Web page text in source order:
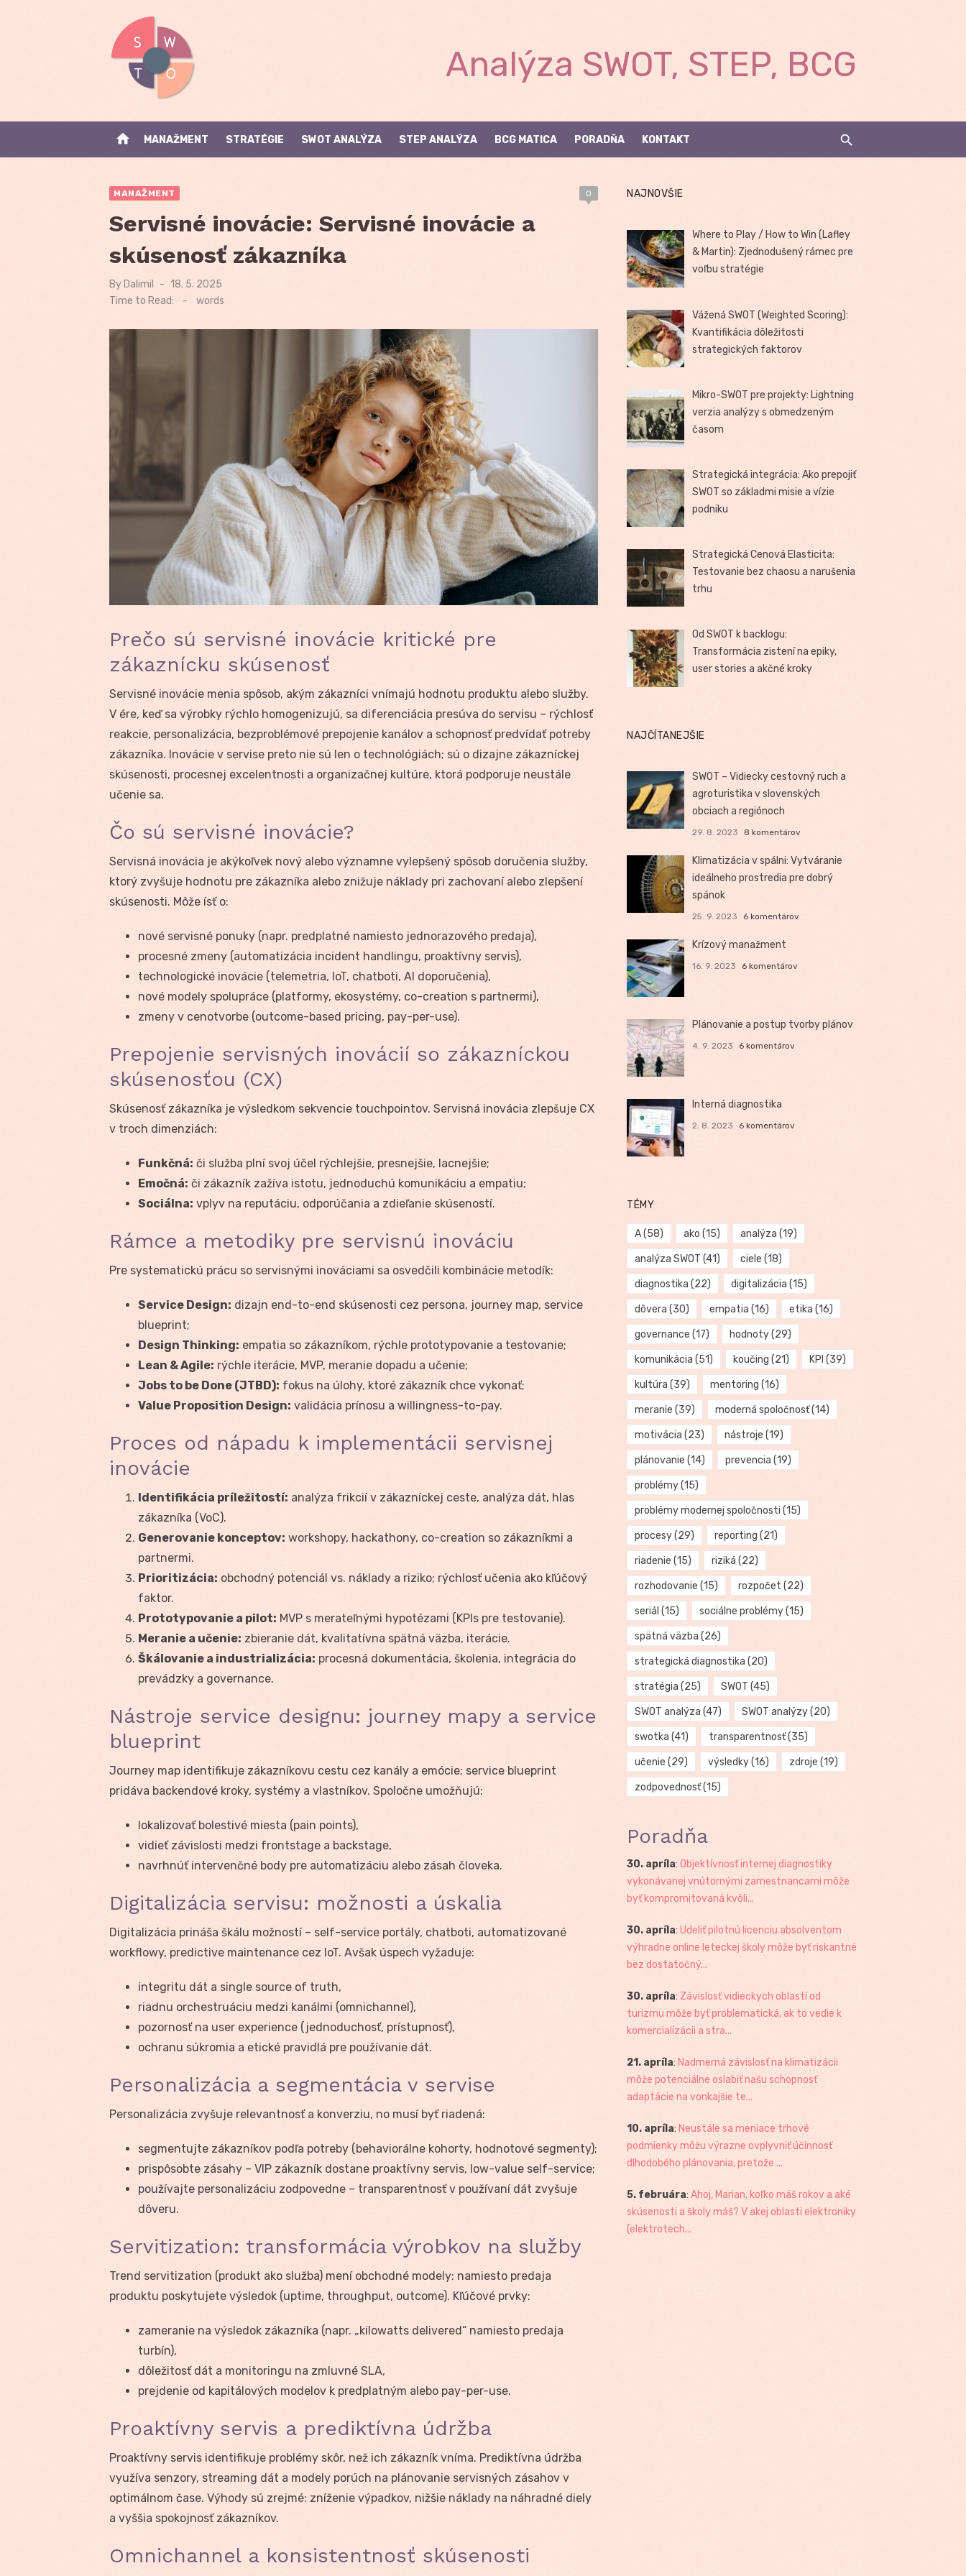
Analýza SWOT, STEP, BCG
home MANAŽMENT STRATÉGIE SWOT ANALÝZA STEP ANALÝZA BCG MATICA PORADŇA KONTAKT
MANAŽMENT 0
Servisné inovácie: Servisné inovácie a
skúsenosť zákazníka
ByDalimil
Posted
on
18. 5. 2025
Time to Read:
- words
Prečo sú servisné inovácie kritické pre
zákaznícku skúsenosť
Servisné inovácie menia spôsob, akým zákazníci vnímajú hodnotu produktu alebo služby.
V ére, keď sa výrobky rýchlo homogenizujú, sa diferenciácia presúva do servisu – rýchlosť
reakcie, personalizácia, bezproblémové prepojenie kanálov a schopnosť predvídať potreby
zákazníka. Inovácie v servise preto nie sú len o technológiách; sú o dizajne zákazníckej
skúsenosti, procesnej excelentnosti a organizačnej kultúre, ktorá podporuje neustále
učenie sa.
Čo sú servisné inovácie?
Servisná inovácia je akýkoľvek nový alebo významne vylepšený spôsob doručenia služby,
ktorý zvyšuje hodnotu pre zákazníka alebo znižuje náklady pri zachovaní alebo zlepšení
skúsenosti. Môže ísť o:
nové servisné ponuky (napr. predplatné namiesto jednorazového predaja),
procesné zmeny (automatizácia incident handlingu, proaktívny servis),
technologické inovácie (telemetria, IoT, chatboti, AI doporučenia),
nové modely spolupráce (platformy, ekosystémy, co-creation s partnermi),
zmeny v cenotvorbe (outcome-based pricing, pay-per-use).
Prepojenie servisných inovácií so zákazníckou
skúsenosťou (CX)
Skúsenosť zákazníka je výsledkom sekvencie touchpointov. Servisná inovácia zlepšuje CX
v troch dimenziách:
Funkčná: či služba plní svoj účel rýchlejšie, presnejšie, lacnejšie;
Emočná: či zákazník zažíva istotu, jednoduchú komunikáciu a empatiu;
Sociálna: vplyv na reputáciu, odporúčania a zdieľanie skúseností.
Rámce a metodiky pre servisnú inováciu
Pre systematickú prácu so servisnými inováciami sa osvedčili kombinácie metodík:
Service Design: dizajn end-to-end skúsenosti cez persona, journey map, service
blueprint;
Design Thinking: empatia so zákazníkom, rýchle prototypovanie a testovanie;
Lean & Agile: rýchle iterácie, MVP, meranie dopadu a učenie;
Jobs to be Done (JTBD): fokus na úlohy, ktoré zákazník chce vykonať;
Value Proposition Design: validácia prínosu a willingness-to-pay.
Proces od nápadu k implementácii servisnej
inovácie
Identifikácia príležitostí: analýza frikcií v zákazníckej ceste, analýza dát, hlas
zákazníka (VoC).
Generovanie konceptov: workshopy, hackathony, co-creation so zákazníkmi a
partnermi.
Prioritizácia: obchodný potenciál vs. náklady a riziko; rýchlosť učenia ako kľúčový
faktor.
Prototypovanie a pilot: MVP s merateľnými hypotézami (KPIs pre testovanie).
Meranie a učenie: zbieranie dát, kvalitatívna spätná väzba, iterácie.
Škálovanie a industrializácia: procesná dokumentácia, školenia, integrácia do
prevádzky a governance.
Nástroje service designu: journey mapy a service
blueprint
Journey map identifikuje zákazníkovu cestu cez kanály a emócie; service blueprint
pridáva backendové kroky, systémy a vlastníkov. Spoločne umožňujú:
lokalizovať bolestivé miesta (pain points),
vidieť závislosti medzi frontstage a backstage,
navrhnúť intervenčné body pre automatizáciu alebo zásah človeka.
Digitalizácia servisu: možnosti a úskalia
Digitalizácia prináša škálu možností – self-service portály, chatboti, automatizované
workflowy, predictive maintenance cez IoT. Avšak úspech vyžaduje:
integritu dát a single source of truth,
riadnu orchestruáciu medzi kanálmi (omnichannel),
pozornosť na user experience (jednoduchosť, prístupnosť),
ochranu súkromia a etické pravidlá pre používanie dát.
Personalizácia a segmentácia v servise
Personalizácia zvyšuje relevantnosť a konverziu, no musí byť riadená:
segmentujte zákazníkov podľa potreby (behaviorálne kohorty, hodnotové segmenty);
prispôsobte zásahy – VIP zákazník dostane proaktívny servis, low-value self-service;
používajte personalizáciu zodpovedne – transparentnosť v používaní dát zvyšuje
dôveru.
Servitization: transformácia výrobkov na služby
Trend servitization (produkt ako služba) mení obchodné modely: namiesto predaja
produktu poskytujete výsledok (uptime, throughput, outcome). Kľúčové prvky:
zameranie na výsledok zákazníka (napr. „kilowatts delivered“ namiesto predaja
turbín),
dôležitosť dát a monitoringu na zmluvné SLA,
prejdenie od kapitálových modelov k predplatným alebo pay-per-use.
Proaktívny servis a prediktívna údržba
Proaktívny servis identifikuje problémy skôr, než ich zákazník vníma. Prediktívna údržba
využíva senzory, streaming dát a modely porúch na plánovanie servisných zásahov v
optimálnom čase. Výhody sú zrejmé: zníženie výpadkov, nižšie náklady na náhradné diely
a vyššia spokojnosť zákazníkov.
Omnichannel a konsistentnosť skúsenosti
NAJNOVŠIE
Where to Play / How to Win (Lafley
& Martin): Zjednodušený rámec pre
voľbu stratégie
Vážená SWOT (Weighted Scoring):
Kvantifikácia dôležitosti
strategických faktorov
Mikro-SWOT pre projekty: Lightning
verzia analýzy s obmedzeným
časom
Strategická integrácia: Ako prepojiť
SWOT so základmi misie a vízie
podniku
Strategická Cenová Elasticita:
Testovanie bez chaosu a narušenia
trhu
Od SWOT k backlogu:
Transformácia zistení na epiky,
user stories a akčné kroky
NAJČÍTANEJŠIE
SWOT – Vidiecky cestovný ruch a
agroturistika v slovenských
obciach a regiónoch
29. 8. 2023 8 komentárov
Klimatizácia v spálni: Vytváranie
ideálneho prostredia pre dobrý
spánok
25. 9. 2023 6 komentárov
Krízový manažment
16. 9. 2023 6 komentárov
Plánovanie a postup tvorby plánov
4. 9. 2023 6 komentárov
Interná diagnostika
2. 8. 2023 6 komentárov
TÉMY
A(58) ako (15) analýza (19)
analýza SWOT (41) ciele (18)
diagnostika (22) digitalizácia (15)
dôvera (30) empatia (16) etika (16)
governance (17) hodnoty(29)
komunikácia (51) koučing (21) KPI (39)
kultúra (39) mentoring (16)
meranie (39) moderná spoločnosť(14)
motivácia (23) nástroje (19)
plánovanie (14) prevencia (19)
problémy(15)
problémy modernej spoločnosti (15)
procesy(29) reporting (21)
riadenie (15) riziká (22)
rozhodovanie (15) rozpočet (22)
seriál (15) sociálne problémy(15)
spätná väzba (26)
strategická diagnostika (20)
stratégia (25) SWOT (45)
SWOT analýza (47) SWOT analýzy(20)
swotka (41) transparentnosť(35)
učenie (29) výsledky(16) zdroje (19)
zodpovednosť(15)
Poradňa
30. apríla: Objektívnosť internej diagnostiky
vykonávanej vnútornými zamestnancami môže
byť kompromitovaná kvôli...
30. apríla: Udeliť pilotnú licenciu absolventom
výhradne online leteckej školy môže byť riskantné
bez dostatočný...
30. apríla: Závislosť vidieckych oblastí od
turizmu môže byť problematická, ak to vedie k
komercializácii a stra...
21. apríla: Nadmerná závislosť na klimatizácii
môže potenciálne oslabiť našu schopnosť
adaptácie na vonkajšie te...
10. apríla: Neustále sa meniace trhové
podmienky môžu výrazne ovplyvniť účinnosť
dlhodobého plánovania, pretože ...
5. februára: Ahoj, Marian, koľko máš rokov a aké
skúsenosti a školy máš? V akej oblasti elektroniky
(elektrotech...